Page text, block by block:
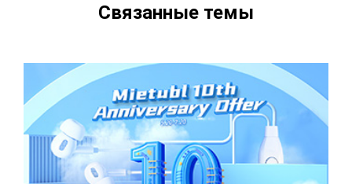
Связанные темы